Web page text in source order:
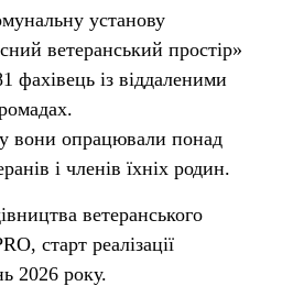
установу
ветеранський простір»
із віддаленими
вони опрацювали понад
і членів їхніх родин.
ветеранського
старт реалізації
2026 року.